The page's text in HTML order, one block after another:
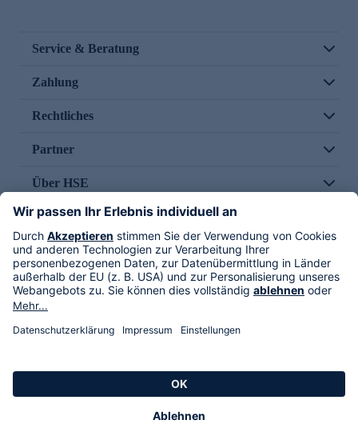
Service & Beratung
Zahlung
Rechtliches
Partner
Über HSE
Im TV
HSE International